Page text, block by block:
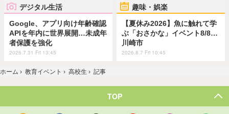
デジタル生活
Google、アプリ向け年齢確認
APIを年内に世界展開…未成年
者保護を強化
2026.7.31 Fri 13:45
趣味・娯楽
【夏休み2026】魚に触れて学
ぶ「おさかな」イベント8/8…
川崎市
2026.8.7 Fri 10:45
ホーム › 教育イベント › 高校生 › 記事
TOP